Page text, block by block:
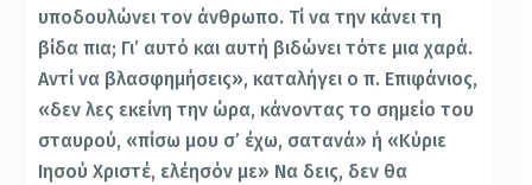
υποδουλώνει τον άνθρωπο. Τί να την κάνει τη
βίδα πια; Γι’ αυτό και αυτή βιδώνει τότε μια χαρά.
Αντί να βλασφημήσεις», καταλήγει ο π. Επιφάνιος,
«δεν λες εκείνη την ώρα, κάνοντας το σημείο του
σταυρού, «πίσω μου σ’ έχω, σατανά» ή «Κύριε
Ιησού Χριστέ, ελέησόν με» Να δεις, δεν θα